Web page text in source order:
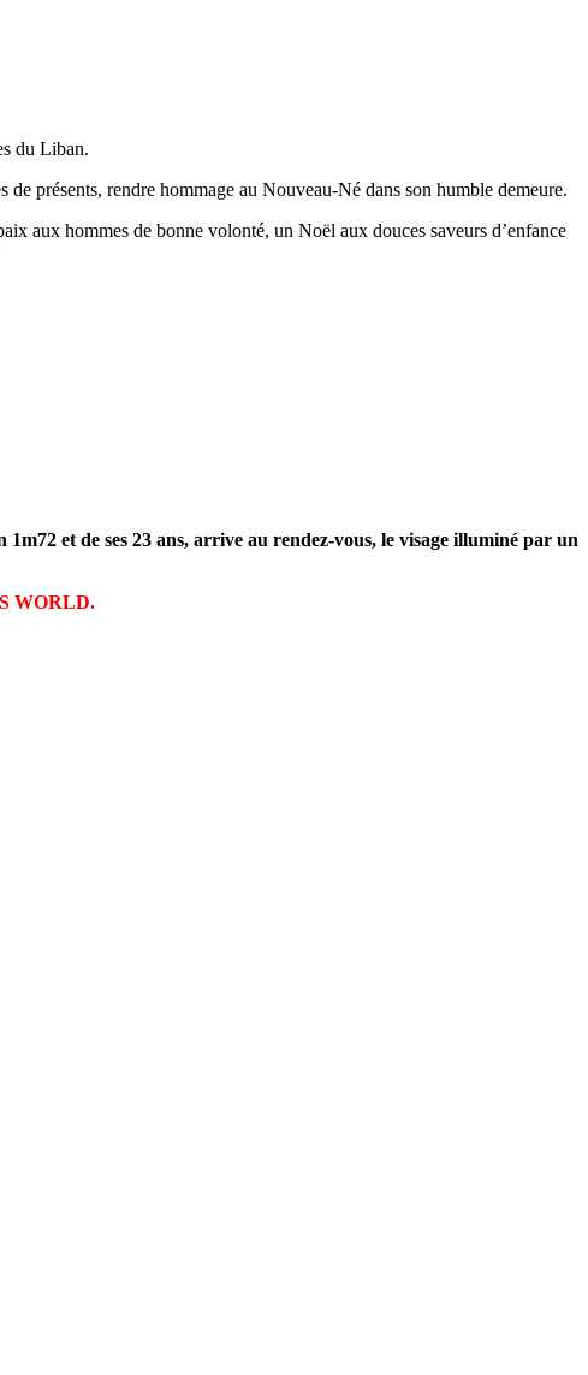
du Liban.
présents, rendre hommage au Nouveau-Né dans son humble demeure.
aux hommes de bonne volonté, un Noël aux douces saveurs d’enfance
et de ses 23 ans, arrive au rendez-vous, le visage illuminé par un
WORLD.